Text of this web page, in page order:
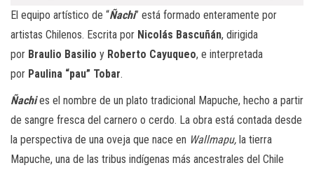
El equipo artístico de “Ñachi” está formado enteramente por
artistas Chilenos. Escrita por Nicolás Bascuñán, dirigida
por Braulio Basilio y Roberto Cayuqueo, e interpretada
por Paulina “pau” Tobar.
Ñachi es el nombre de un plato tradicional Mapuche, hecho a partir
de sangre fresca del carnero o cerdo. La obra está contada desde
la perspectiva de una oveja que nace en Wallmapu, la tierra
Mapuche, una de las tribus indígenas más ancestrales del Chile